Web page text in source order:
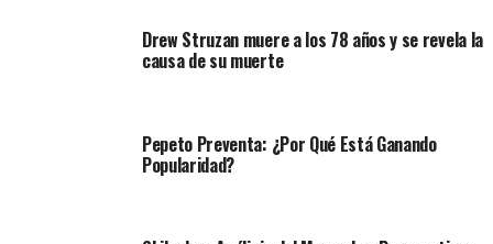
Drew Struzan muere a los 78 años y se revela la
causa de su muerte
Pepeto Preventa: ¿Por Qué Está Ganando
Popularidad?